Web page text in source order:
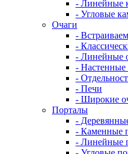
- Линейные
- Угловые
Очаги
-
-
- Линейные
- Настенные
-
- Печи
- Широкие
Порталы
-
- Каменные
- Линейные